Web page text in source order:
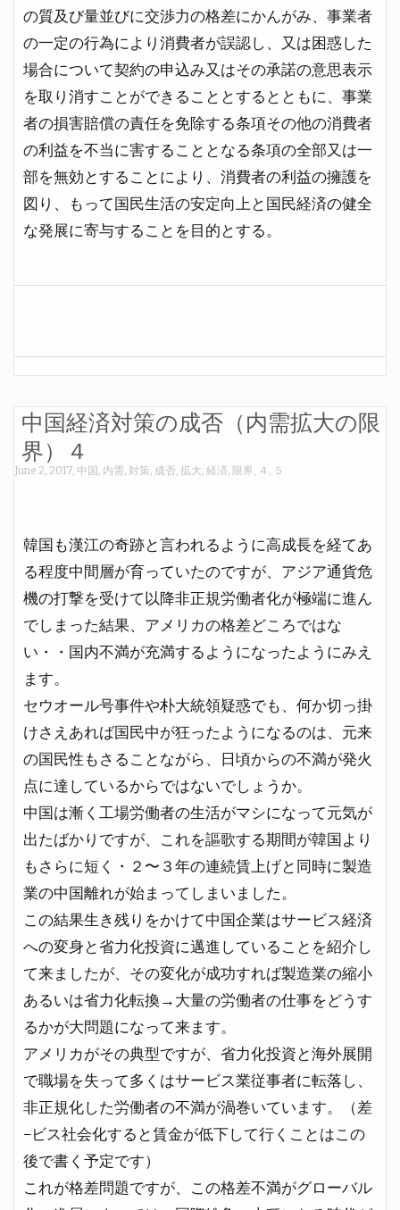
の質及び量並びに交渉力の格差にかんがみ、事業者
の一定の行為により消費者が誤認し、又は困惑した
場合について契約の申込み又はその承諾の意思表示
を取り消すことができることとするとともに、事業
者の損害賠償の責任を免除する条項その他の消費者
の利益を不当に害することとなる条項の全部又は一
部を無効とすることにより、消費者の利益の擁護を
図り、もって国民生活の安定向上と国民経済の健全
な発展に寄与することを目的とする。
中国経済対策の成否（内需拡大の限
界）４
June 2, 2017, 中国 , 内需, 対策, 成否, 拡大, 経済, 限界, ４ , ５
韓国も漢江の奇跡と言われるように高成長を経てあ
る程度中間層が育っていたのですが、アジア通貨危
機の打撃を受けて以降非正規労働者化が極端に進ん
でしまった結果、アメリカの格差どころではな
い・・国内不満が充満するようになったようにみえ
ます。
セウオール号事件や朴大統領疑惑でも、何か切っ掛
けさえあれば国民中が狂ったようになるのは、元来
の国民性もさることながら、日頃からの不満が発火
点に達しているからではないでしょうか。
中国は漸く工場労働者の生活がマシになって元気が
出たばかりですが、これを謳歌する期間が韓国より
もさらに短く・２〜３年の連続賃上げと同時に製造
業の中国離れが始まってしまいました。
この結果生き残りをかけて中国企業はサービス経済
への変身と省力化投資に邁進していることを紹介し
て来ましたが、その変化が成功すれば製造業の縮小
あるいは省力化転換→大量の労働者の仕事をどうす
るかが大問題になって来ます。
アメリカがその典型ですが、省力化投資と海外展開
で職場を失って多くはサービス業従事者に転落し、
非正規化した労働者の不満が渦巻いています。（差
−ビス社会化すると賃金が低下して行くことはこの
後で書く予定です）
これが格差問題ですが、この格差不満がグローバル